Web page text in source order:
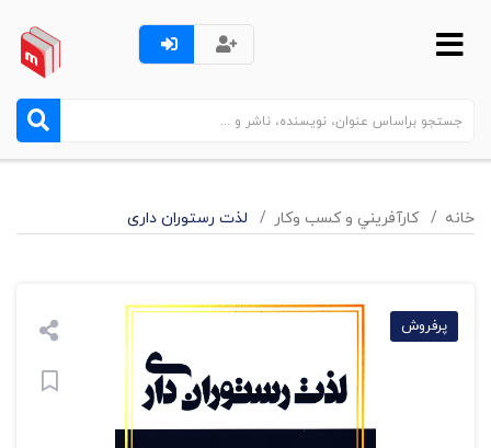
خانه کارآفريني و کسب وکار لذت رستوران داری
پرفروش